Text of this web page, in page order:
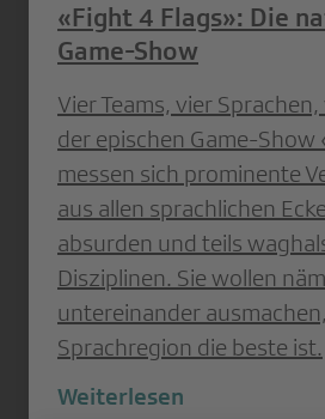
«Fight 4 Flags»: Die
Game-Show
Vier Teams, vier
der epischen Game-Show
messen sich prominente
aus allen sprachlichen
absurden und teils
Disziplinen. Sie wollen
untereinander
Sprachregion die beste ist.
Weiterlesen